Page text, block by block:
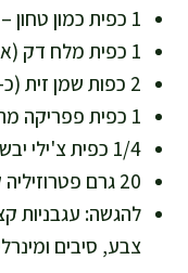
1 כפית כמון טחון – תורם עיכול נעים וטעם עמוק
1 כפית מלח דק (או לפי הטעם)
2 כפות שמן זית (כ-30 מ"ל) – שומן חד בלתי רווי
1 כפית פפריקה מתוקה
1/4 כפית צ'ילי יבש גרוס (רשות)
20 גרם פטרוזיליה קצוצה – תוספת של נוגדי חמצון
להגשה: עגבניות
צבע, סיבים